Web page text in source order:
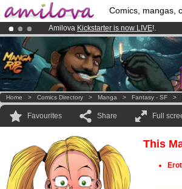
Comics, mangas,
Amilova Kickstarter is now LIVE!.
Premium membership from3.95 euros
Already 100000 membersand 1000
Home > Comics Directory > Manga > Fantasy - SF >
Favourites Share Full
This